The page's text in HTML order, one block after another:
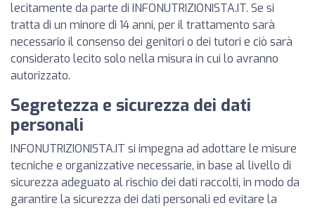
lecitamente da parte di INFONUTRIZIONISTA.IT. Se si
tratta di un minore di 14 anni, per il trattamento sarà
necessario il consenso dei genitori o dei tutori e ciò sarà
considerato lecito solo nella misura in cui lo avranno
autorizzato.
Segretezza e sicurezza dei dati
personali
INFONUTRIZIONISTA.IT si impegna ad adottare le misure
tecniche e organizzative necessarie, in base al livello di
sicurezza adeguato al rischio dei dati raccolti, in modo da
garantire la sicurezza dei dati personali ed evitare la